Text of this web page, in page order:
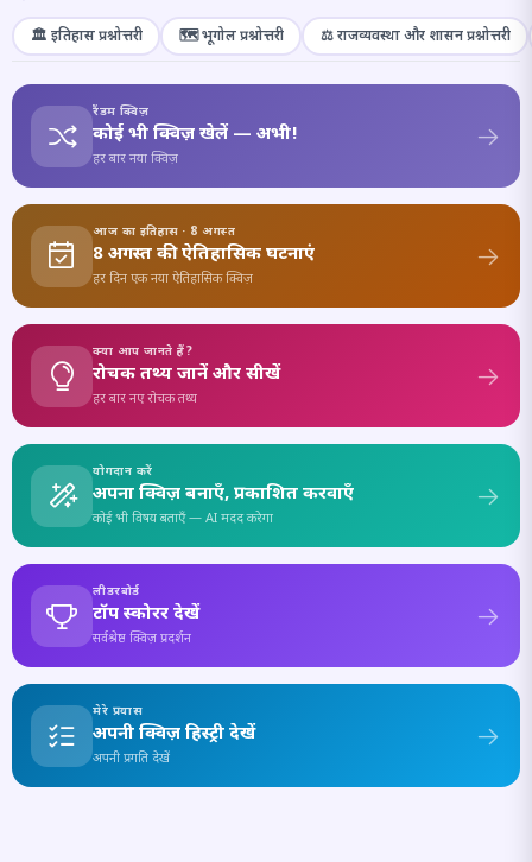
🏛️ इतिहास प्रश्नोत्तरी 🗺️ भूगोल प्रश्नोत्तरी ⚖️ राजव्यवस्था और शासन प्रश्नोत्तरी
रैंडम क्विज़
कोई भी क्विज़ खेलें — अभी!
हर बार नया क्विज़
आज का इतिहास · 8 अगस्त
8 अगस्त की ऐतिहासिक घटनाएं
हर दिन एक नया ऐतिहासिक क्विज़
क्या आप जानते हैं?
रोचक तथ्य जानें और सीखें
हर बार नए रोचक तथ्य
योगदान करें
अपना क्विज़ बनाएँ, प्रकाशित करवाएँ
कोई भी विषय बताएँ — AI मदद करेगा
लीडरबोर्ड
टॉप स्कोरर देखें
सर्वश्रेष्ठ क्विज़ प्रदर्शन
मेरे प्रयास
अपनी क्विज़ हिस्ट्री देखें
अपनी प्रगति देखें